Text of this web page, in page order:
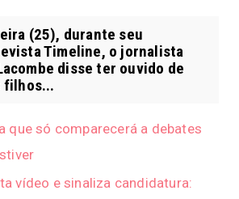
(25), durante seu
Timeline, o jornalista
disse ter ouvido de
filhos...
que só comparecerá a debates
vídeo e sinaliza candidatura: